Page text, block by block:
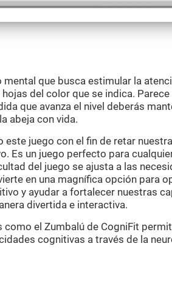
mental que busca estimular la
del color que se indica.
que avanza el nivel deberás
abeja con vida.
este juego con el fin de retar
Es un juego perfecto para
del juego se ajusta a las
en una magnífica opción para
y ayudar a fortalecer nuestras
divertida e interactiva.
como el Zumbalú de CogniFit
cognitivas a través de la